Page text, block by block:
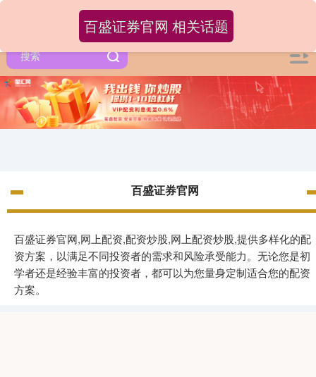
百盛证券官网
百盛证券官网,网上配资,配资炒股,网上配资炒股,提供多样化的配
资方案，以满足不同投资者的需求和风险承受能力。无论您是初
学者还是经验丰富的投资者，都可以为您量身定制适合您的配资
方案。
百盛证券官网 相关话题